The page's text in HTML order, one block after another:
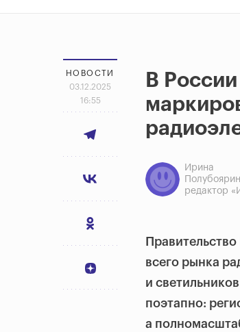
НОВОСТИ
03.12.2025
16:55
В
Ирина
редактор
всего рынка
и
поэтапно:
а